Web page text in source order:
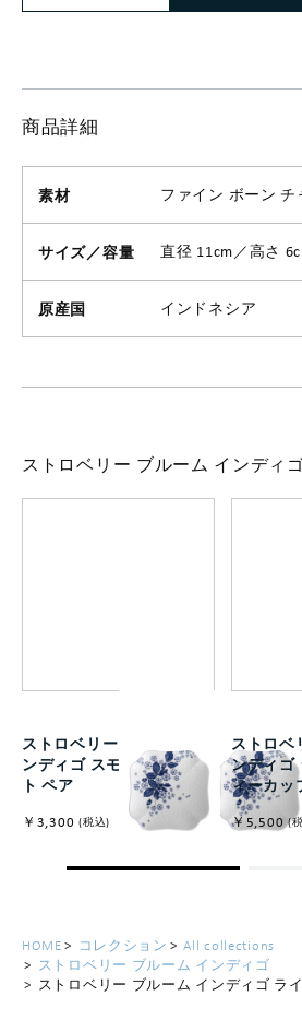
商品詳細
素材 ファイン ボーン チ
サイズ／容量 直径 11cm／高さ
原産国 インドネシア
ストロベリー ブルーム インディ
ストロベリー ブルーム イ
ンディゴ スモールプレー
ト ペア
￥3,300 (税込)
ストロベ
ンディゴ
ィーカッ
￥5,500 (
HOME コレクション
All collections
ストロベリー ブルーム インディゴ
ストロベリー ブルーム インディゴ ラ